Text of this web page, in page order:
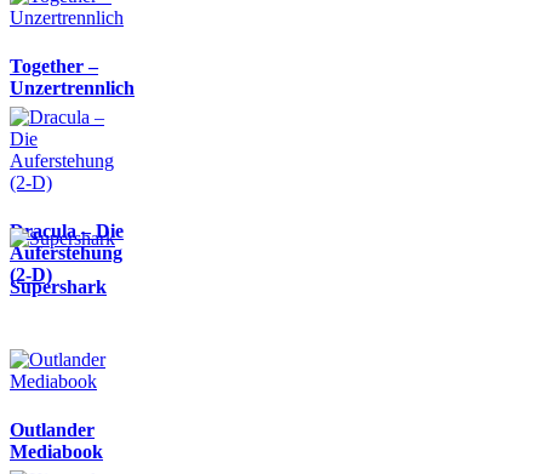
Together –
Unzertrennlich
Dracula – Die
Auferstehung
(2-D)
Supershark
Outlander
Mediabook